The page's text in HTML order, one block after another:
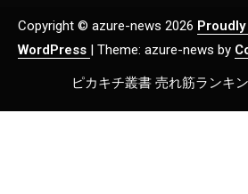
Copyright © azure-news 2026
WordPress | Theme: azure-news by
ピカキチ叢書 売れ筋ランキ